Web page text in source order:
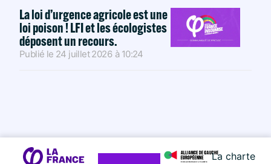
La loi d’urgence agricole est une
loi poison ! LFI et les écologistes
déposent un recours.
Publié le 24 juillet 2026 à 10:24
La charte